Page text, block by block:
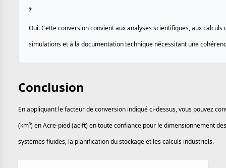
?
Oui. Cette conversion convient aux analyses scientifiques, aux calculs
simulations et à la documentation technique nécessitant une
Conclusion
En appliquant le facteur de conversion indiqué ci-dessus, vous pouvez
(km³) en Acre-pied (ac·ft) en toute confiance pour le dimensionnement
systèmes fluides, la planification du stockage et les calculs industriels.